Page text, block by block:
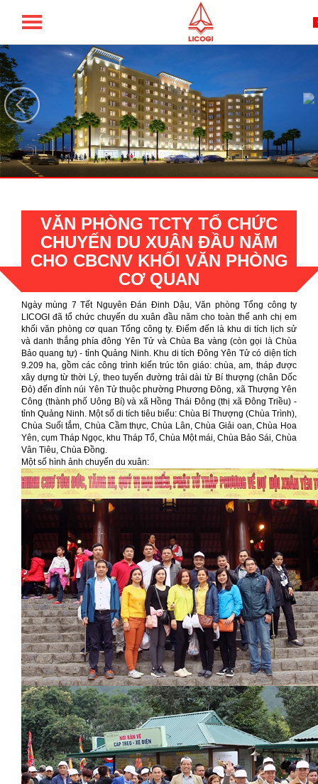
TỔNG CÔNG TY LICOGI - CTCP
VĂN PHÒNG TCTY TỔ CHỨC
CHUYẾN DU XUÂN ĐẦU NĂM
CHO CBCNV KHỐI VĂN PHÒNG
CƠ QUAN
Ngày mùng 7 Tết Nguyên Đán Đinh Dậu, Văn phòng Tổng công ty
LICOGI đã tổ chức chuyến du xuân đầu năm cho toàn thể anh chị em
khối văn phòng cơ quan Tổng công ty. Điểm đến là khu di tích lịch sử
và danh thắng phía đông Yên Tử và Chùa Ba vàng (còn gọi là Chùa
Bảo quang tự) - tỉnh Quảng Ninh. Khu di tích Đông Yên Tử có diện tích
9.209 ha, gồm các công trình kiến trúc tôn giáo: chùa, am, tháp được
xây dựng từ thời Lý, theo tuyến đường trải dài từ Bí thượng (chân Dốc
Đỏ) đến đỉnh núi Yên Tử thuộc phường Phương Đông, xã Thượng Yên
Công (thành phố Uông Bí) và xã Hồng Thái Đông (thị xã Đông Triều) -
tỉnh Quảng Ninh. Một số di tích tiêu biểu: Chùa Bí Thượng (Chùa Trình),
Chùa Suối tắm, Chùa Cầm thực, Chùa Lân, Chùa Giải oan, Chùa Hoa
Yên, cụm Tháp Ngọc, khu Tháp Tổ, Chùa Một mái, Chùa Bảo Sái, Chùa
Vân Tiêu, Chùa Đồng.
Một số hình ảnh chuyến du xuân: